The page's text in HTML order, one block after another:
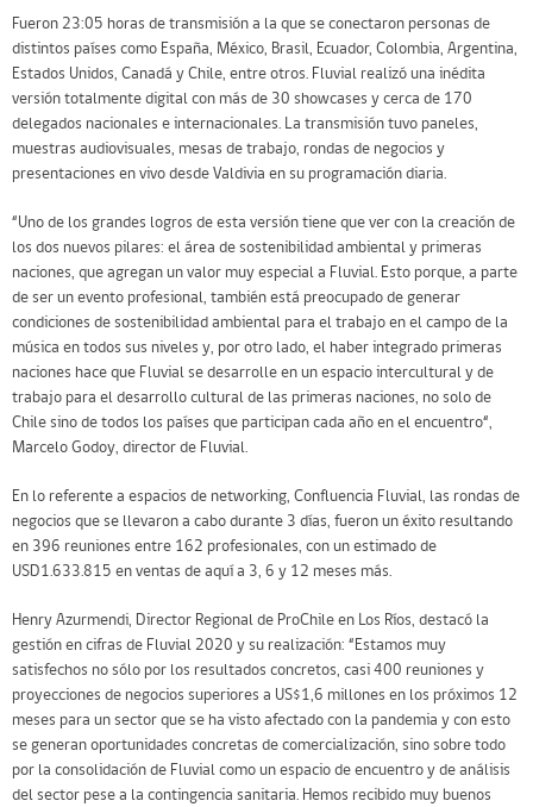
Fueron 23:05 horas de transmisión a la que se conectaron personas de
distintos países como España, México, Brasil, Ecuador, Colombia, Argentina,
Estados Unidos, Canadá y Chile, entre otros. Fluvial realizó una inédita
versión totalmente digital con más de 30 showcases y cerca de 170
delegados nacionales e internacionales. La transmisión tuvo paneles,
muestras audiovisuales, mesas de trabajo, rondas de negocios y
presentaciones en vivo desde Valdivia en su programación diaria.
“Uno de los grandes logros de esta versión tiene que ver con la creación de
los dos nuevos pilares: el área de sostenibilidad ambiental y primeras
naciones, que agregan un valor muy especial a Fluvial. Esto porque, a parte
de ser un evento profesional, también está preocupado de generar
condiciones de sostenibilidad ambiental para el trabajo en el campo de la
música en todos sus niveles y, por otro lado, el haber integrado primeras
naciones hace que Fluvial se desarrolle en un espacio intercultural y de
trabajo para el desarrollo cultural de las primeras naciones, no solo de
Chile sino de todos los países que participan cada año en el encuentro“,
Marcelo Godoy, director de Fluvial.
En lo referente a espacios de networking, Confluencia Fluvial, las rondas de
negocios que se llevaron a cabo durante 3 días, fueron un éxito resultando
en 396 reuniones entre 162 profesionales, con un estimado de
USD1.633.815 en ventas de aquí a 3, 6 y 12 meses más.
Henry Azurmendi, Director Regional de ProChile en Los Ríos, destacó la
gestión en cifras de Fluvial 2020 y su realización: “Estamos muy
satisfechos no sólo por los resultados concretos, casi 400 reuniones y
proyecciones de negocios superiores a US$1,6 millones en los próximos 12
meses para un sector que se ha visto afectado con la pandemia y con esto
se generan oportunidades concretas de comercialización, sino sobre todo
por la consolidación de Fluvial como un espacio de encuentro y de análisis
del sector pese a la contingencia sanitaria. Hemos recibido muy buenos